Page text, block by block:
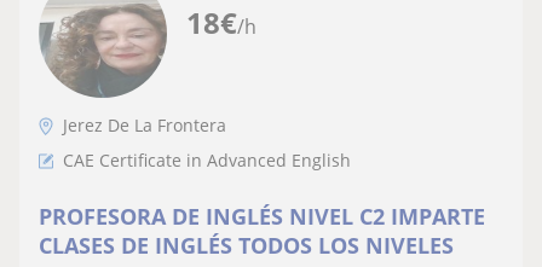
18€/h
Jerez De La Frontera
CAE Certificate in Advanced English
PROFESORA DE INGLÉS NIVEL C2 IMPARTE
CLASES DE INGLÉS TODOS LOS NIVELES